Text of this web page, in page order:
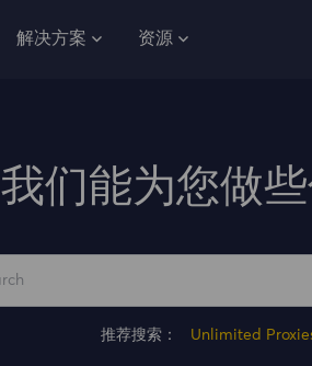
解决方案 资源
我们能为您做
推荐搜索： Unlimited